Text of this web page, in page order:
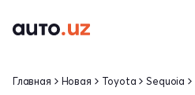
Главная Новая Toyota Sequoia